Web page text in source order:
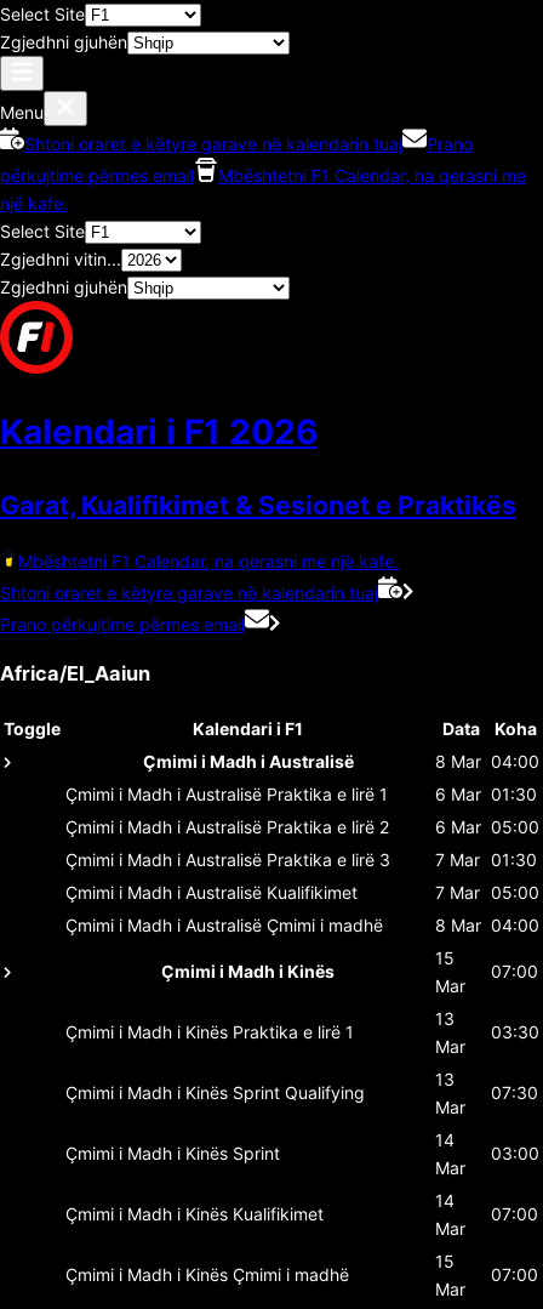
Select Site
Zgjedhni gjuhën
Menu
Shtoni oraret e këtyre garave në kalendarin tuaj
Prano
përkujtime përmes email
Mbështetni F1 Calendar, na qerasni me
një kafe.
Select Site
Zgjedhni vitin...
Zgjedhni gjuhën
Kalendari i F1 2026
Garat, Kualifikimet & Sesionet e Praktikës
Mbështetni F1 Calendar, na qerasni me një kafe.
Shtoni oraret e këtyre garave në kalendarin tuaj
Prano përkujtime përmes email
Africa/El_Aaiun
Toggle Kalendari i F1 Data
Koha
Çmimi i Madh i Australisë
8 Mar 04:00
Çmimi i Madh i Australisë Praktika e lirë 1 6 Mar 01:30
Çmimi i Madh i Australisë Praktika e lirë 2 6 Mar 05:00
Çmimi i Madh i Australisë Praktika e lirë 3 7 Mar 01:30
Çmimi i Madh i Australisë Kualifikimet 7 Mar 05:00
Çmimi i Madh i Australisë Çmimi i madhë 8 Mar 04:00
Çmimi i Madh i Kinës
15
Mar
07:00
Çmimi i Madh i Kinës Praktika e lirë 1
13
Mar
03:30
Çmimi i Madh i Kinës Sprint Qualifying
13
Mar
07:30
Çmimi i Madh i Kinës Sprint
14
Mar
03:00
Çmimi i Madh i Kinës Kualifikimet
14
Mar
07:00
Çmimi i Madh i Kinës Çmimi i madhë
15
Mar
07:00